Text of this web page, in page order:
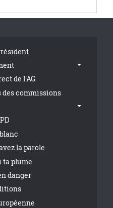
de l'AG
des commissions
la parole
ta plume
danger